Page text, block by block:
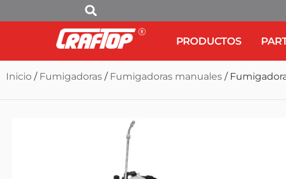
PRODUCTOS
Inicio / Fumigadoras / Fumigadoras manuales /